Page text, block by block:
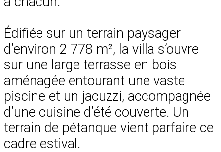
Édifiée sur un terrain paysager
d’environ 2 778 m², la villa s’ouvre
sur une large terrasse en bois
aménagée entourant une vaste
piscine et un jacuzzi, accompagnée
d’une cuisine d’été couverte. Un
terrain de pétanque vient parfaire ce
cadre estival.